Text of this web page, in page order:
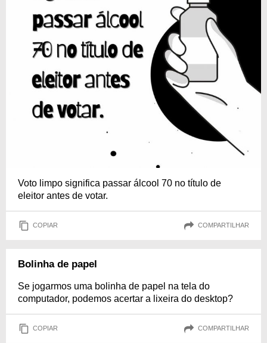
Voto limpo significa passar álcool 70 no título de
eleitor antes de votar.
COPIAR COMPARTILHAR
Bolinha de papel
Se jogarmos uma bolinha de papel na tela do
computador, podemos acertar a lixeira do desktop?
COPIAR COMPARTILHAR